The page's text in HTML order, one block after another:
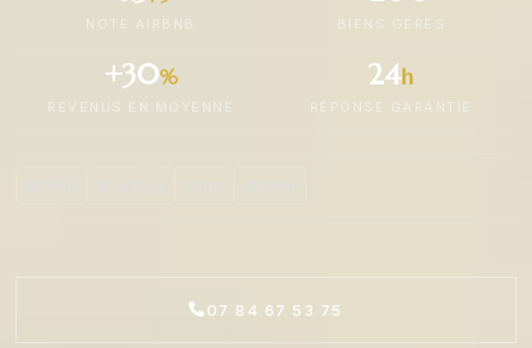
NOTE AIRBNB BIENS GÉRÉS
+30%
REVENUS EN MOYENNE
24h
RÉPONSE GARANTIE
07 84 67 53 75